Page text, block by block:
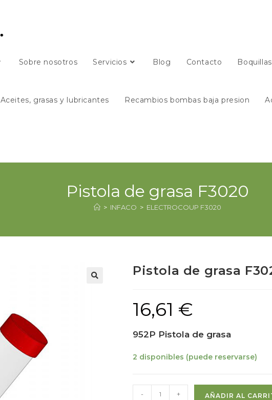
Sobre nosotros Servicios Blog Contacto
Aceites, grasas y lubricantes Recambios bombas baja presion
Pistola de grasa F3020
> INFACO > ELECTROCOUP F3020
Pistola de grasa
16,61 €
952P Pistola de grasa
2 disponibles (puede reservarse)
- + AÑADIR AL